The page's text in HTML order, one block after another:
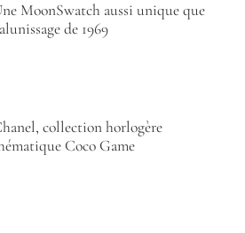
MoonSwatch aussi unique que
de 1969
collection horlogère
Coco Game